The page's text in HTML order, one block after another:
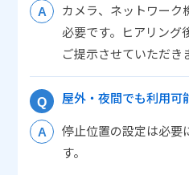
カメラ、ネットワーク
必要です。ヒアリング
ご提示させていただき
屋外・夜間でも利用可
停止位置の設定は必要
す。